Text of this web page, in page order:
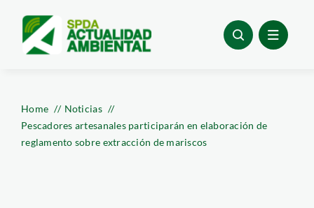
content
Home
Noticias
Pescadores artesanales participarán en elaboración de
reglamento sobre extracción de mariscos